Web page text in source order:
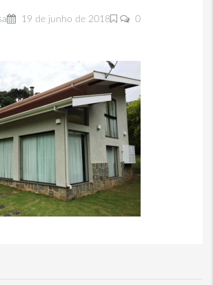
19 de junho de 2018 0